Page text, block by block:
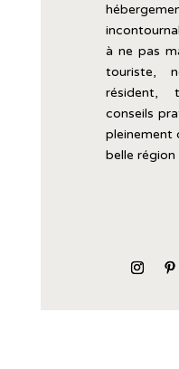
à ne pas
touriste,
résident,
conseils
pleinement
belle région